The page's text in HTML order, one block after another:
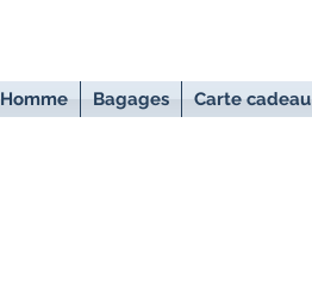
Homme Bagages Carte cadeau